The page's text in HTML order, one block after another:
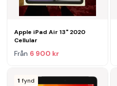
Apple iPad Air 13" 2020
Cellular
Från 6 900 kr
1 fynd